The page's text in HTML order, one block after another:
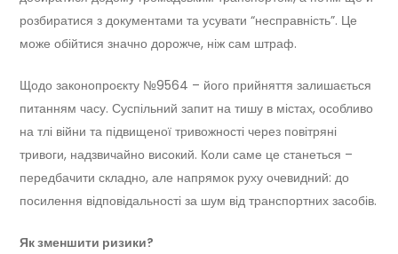
розбиратися з документами та усувати “несправність”. Це
може обійтися значно дорожче, ніж сам штраф.
Щодо законопроєкту №9564 – його прийняття залишається
питанням часу. Суспільний запит на тишу в містах, особливо
на тлі війни та підвищеної тривожності через повітряні
тривоги, надзвичайно високий. Коли саме це станеться –
передбачити складно, але напрямок руху очевидний: до
посилення відповідальності за шум від транспортних засобів.
Як зменшити ризики?